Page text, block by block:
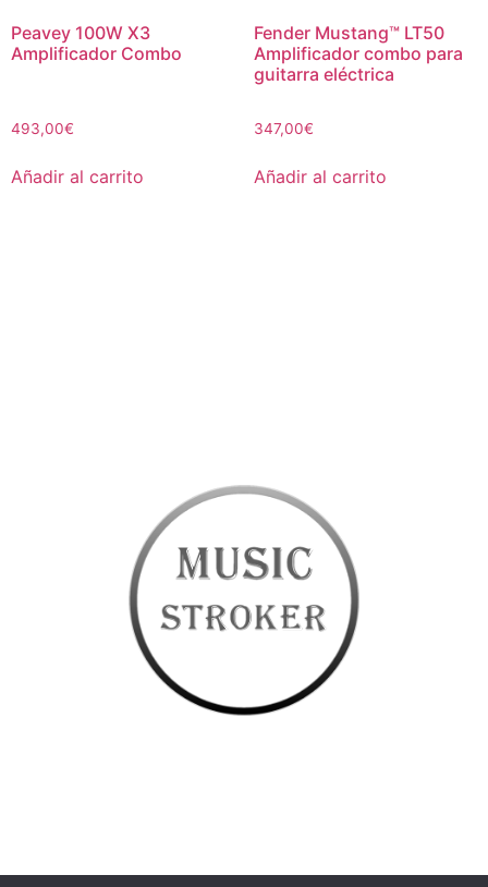
Peavey 100W X3
Amplificador Combo
493,00€
Añadir al carrito
Fender Mustang™ LT50
Amplificador combo para
guitarra eléctrica
347,00€
Añadir al carrito